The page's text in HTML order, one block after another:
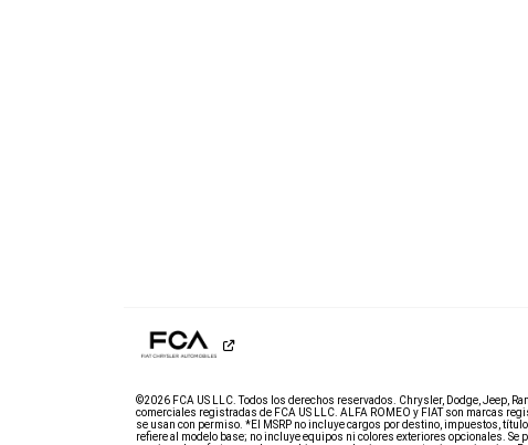
©2026 FCA US LLC. Todos los derechos reservados. Chrysler, Dodge, Jeep,
comerciales registradas de FCA US LLC. ALFA ROMEO y FIAT son marcas
se usan con permiso. *El MSRP no incluye cargos por destino, impuestos,
refiere al modelo base; no incluye equipos ni colores exteriores opcionales. Se